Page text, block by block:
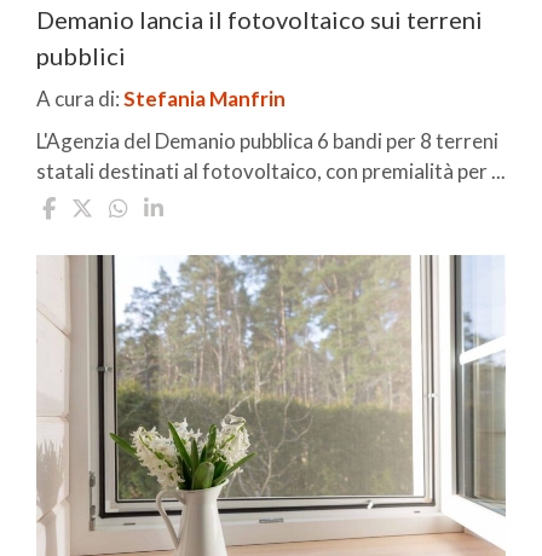
Demanio lancia il fotovoltaico sui terreni
pubblici
A cura di:Stefania Manfrin
L'Agenzia del Demanio pubblica 6 bandi per 8 terreni
statali destinati al fotovoltaico, con premialità per ...